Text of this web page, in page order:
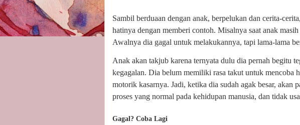
Sambil berduaan dengan anak, berpelukan dan cerita-
hatinya dengan memberi contoh. Misalnya saat anak
Awalnya dia gagal untuk melakukannya, tapi lama-lama
Anak akan takjub karena ternyata dulu dia pernah begitu
kegagalan. Dia belum memiliki rasa takut untuk mencoba
motorik kasarnya. Jadi, ketika dia sudah agak besar, akan
proses yang normal pada kehidupan manusia, dan tidak
Gagal? Coba Lagi